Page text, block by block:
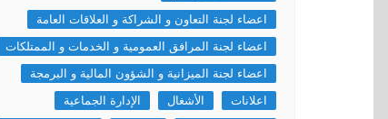
اعضاء لجنة التعاون و الشراكة و العلاقات العامة
اعضاء لجنة المرافق العمومية و الخدمات و الممتلكات
اعضاء لجنة الميزانية و الشؤون المالية و البرمجة
اعلانات
الأشغال
الإدارة الجماعية